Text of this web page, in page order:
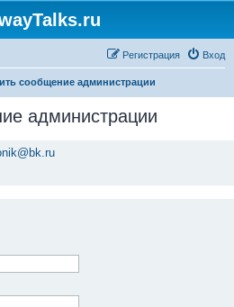
Вход
Регистрация
сообщение администрации
администрации